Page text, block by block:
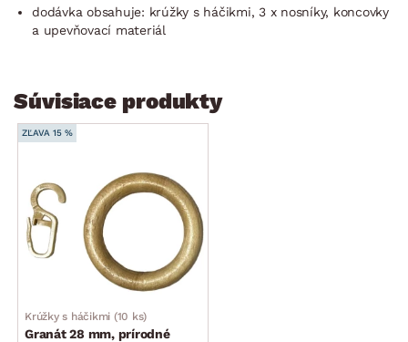
dodávka obsahuje: krúžky s háčikmi, 3 x nosníky, koncovky
a upevňovací materiál
Súvisiace produkty
ZĽAVA 15 %
Krúžky s háčikmi (10 ks)
Granát 28 mm, prírodné